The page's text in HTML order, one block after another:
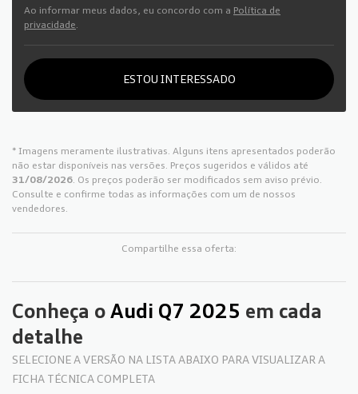
* Imagens meramente ilustrativas. Alguns itens apresentados poderão
não estar disponíveis nas versões. Preços sugeridos e válidos até
31/08/2026. Os preços poderão ser modificados sem aviso prévio.
Consulte e confirme todas as informações com um de nossos
vendedores.
Compartilhe essa oferta:
Ao informar meus dados, eu concordo com a Política de
privacidade.
ESTOU INTERESSADO
Conheça o Audi Q7 2025 em cada
detalhe
SELECIONE A VERSÃO NA LISTA ABAIXO PARA VISUALIZAR A
FICHA TÉCNICA COMPLETA